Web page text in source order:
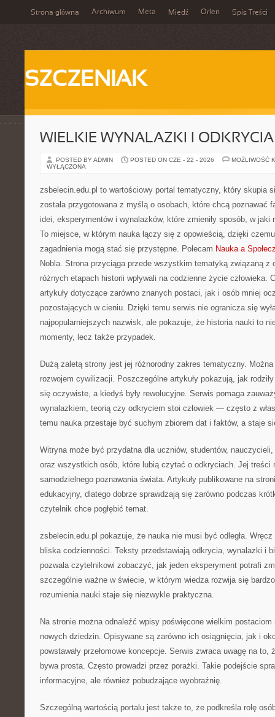
Strona główna Archiwum Meta Miedź Orlen Spis Treści
SZCZENIAK
WIELKIE WYNALAZKI I ODKRYCIA
POSTED BY ADMIN POSTED ON CZE - 22 - 2026
MOŻLIWOŚĆ
WYŁĄCZONA
zsbelecin.edu.pl to wartościowy portal tematyczny, który skupia
została przygotowana z myślą o osobach, które chcą poznawać
idei, eksperymentów i wynalazków, które zmieniły sposób, w
To miejsce, w którym nauka łączy się z opowieścią, dzięki
zagadnienia mogą stać się przystępne. Polecam Nauka a
Nobla. Strona przyciąga przede wszystkim tematyką związaną z
różnych etapach historii wpływali na codzienne życie człowieka.
artykuły dotyczące zarówno znanych postaci, jak i osób mniej
pozostających w cieniu. Dzięki temu serwis nie ogranicza się
najpopularniejszych nazwisk, ale pokazuje, że historia nauki to
momenty, lecz także przypadek.
Dużą zaletą strony jest jej różnorodny zakres tematyczny.
rozwojem cywilizacji. Poszczególne artykuły pokazują, jak
się oczywiste, a kiedyś były rewolucyjne. Serwis pomaga
wynalazkiem, teorią czy odkryciem stoi człowiek — często z
temu nauka przestaje być suchym zbiorem dat i faktów, a staje
Witryna może być przydatna dla uczniów, studentów,
oraz wszystkich osób, które lubią czytać o odkryciach. Jej treści
samodzielnego poznawania świata. Artykuły publikowane na
edukacyjny, dlatego dobrze sprawdzają się zarówno podczas
czytelnik chce pogłębić temat.
zsbelecin.edu.pl pokazuje, że nauka nie musi być odległa.
bliska codzienności. Teksty przedstawiają odkrycia, wynalazki i
pozwala czytelnikowi zobaczyć, jak jeden eksperyment potrafi
szczególnie ważne w świecie, w którym wiedza rozwija się
rozumienia nauki staje się niezwykle praktyczna.
Na stronie można odnaleźć wpisy poświęcone wielkim
nowych dziedzin. Opisywane są zarówno ich osiągnięcia, jak i
powstawały przełomowe koncepcje. Serwis zwraca uwagę na to,
bywa prosta. Często prowadzi przez porażki. Takie podejście
informacyjne, ale również pobudzające wyobraźnię.
Szczególną wartością portalu jest także to, że podkreśla rolę